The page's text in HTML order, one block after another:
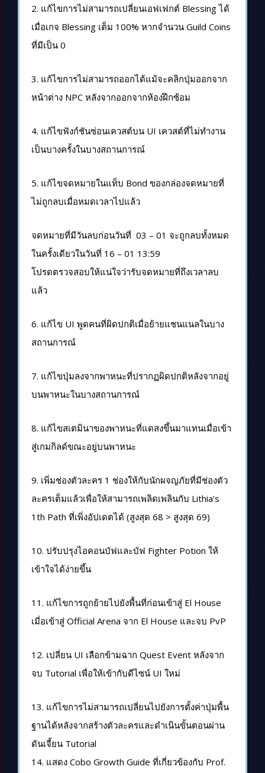
2. แก้ไขการไม่สามารถเปลี่ยนเอฟเฟกต์ Blessing ได้
เมื่อเกจ Blessing เต็ม 100% หากจำนวน Guild Coins
ที่มีเป็น 0
3. แก้ไขการไม่สามารถออกได้แม้จะคลิกปุ่มออกจาก
หน้าต่าง NPC หลังจากออกจากห้องฝึกซ้อม
4. แก้ไขฟังก์ชันซ่อนเควสต์บน UI เควสต์ที่ไม่ทำงาน
เป็นบางครั้งในบางสถานการณ์
5. แก้ไขจดหมายในแท็บ Bond ของกล่องจดหมายที่
ไม่ถูกลบเมื่อหมดเวลาไปแล้ว
จดหมายที่มีวันลบก่อนวันที่ 03 – 01 จะถูกลบทั้งหมด
ในครั้งเดียวในวันที่ 16 – 01 13:59
โปรดตรวจสอบให้แน่ใจว่ารับจดหมายที่ถึงเวลาลบ
แล้ว
6. แก้ไข UI พูดคนที่ผิดปกติเมื่อย้ายแชนแนลในบาง
สถานการณ์
7. แก้ไขปุ่มลงจากพาหนะที่ปรากฏผิดปกติหลังจากอยู่
บนพาหนะในบางสถานการณ์
8. แก้ไขสเตมินาของพาหนะที่แดสงขึ้นมาแทนเมื่อเข้า
สู่เกมกิลด์ขณะอยู่บนพาหนะ
9. เพิ่มช่องตัวละคร 1 ช่องให้กับนักผจญภัยที่มีช่องตัว
ละครเต็มแล้วเพื่อให้สามารถเพลิดเพลินกับ Lithia’s
1th Path ที่เพิ่งอัปเดตได้ (สูงสุด 68 > สูงสุด 69)
10. ปรับปรุงไอคอนบัฟและบัฟ Fighter Potion ให้
เข้าใจได้ง่ายขึ้น
11. แก้ไขการถูกย้ายไปยังพื้นที่ก่อนเข้าสู่ El House
เมี่อเข้าสู่ Official Arena จาก El House และจบ PvP
12. เปลี่ยน UI เลือกข้ามฉาก Quest Event หลังจาก
จบ Tutorial เพื่อให้เข้ากับดีไซน์ UI ใหม่
13. แก้ไขการไม่สามารถเปลี่ยนไปยังการตั้งค่าปุ่มพื้น
ฐานได้หลังจากสร้างตัวละครและดำเนินขั้นตอนผ่าน
ดันเจี้ยน Tutorial
14. แสดง Cobo Growth Guide ที่เกี่ยวข้องกับ Prof.